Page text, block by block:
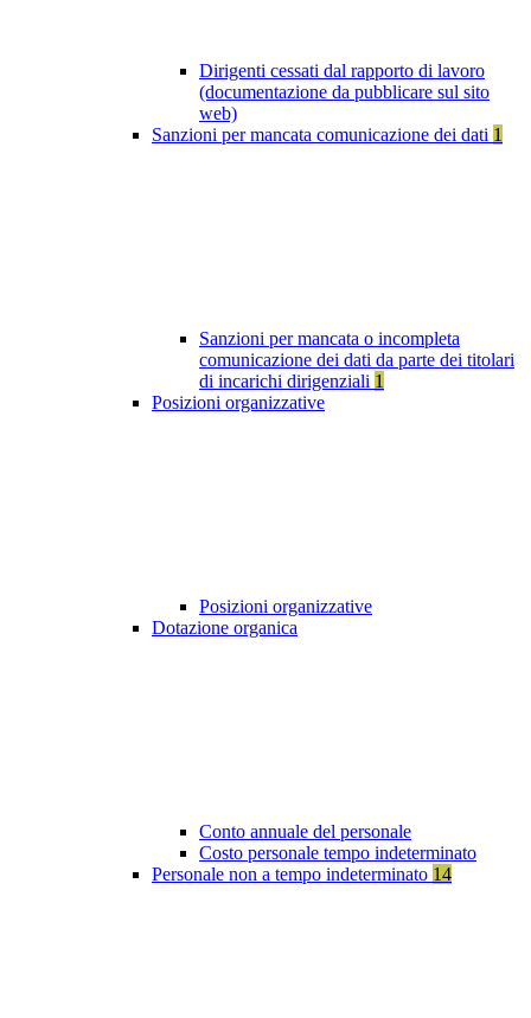
Dirigenti cessati dal rapporto di lavoro
(documentazione da pubblicare sul sito
web)
Sanzioni per mancata comunicazione dei dati 1
Sanzioni per mancata o incompleta
comunicazione dei dati da parte dei titolari
di incarichi dirigenziali 1
Posizioni organizzative
Posizioni organizzative
Dotazione organica
Conto annuale del personale
Costo personale tempo indeterminato
Personale non a tempo indeterminato 14